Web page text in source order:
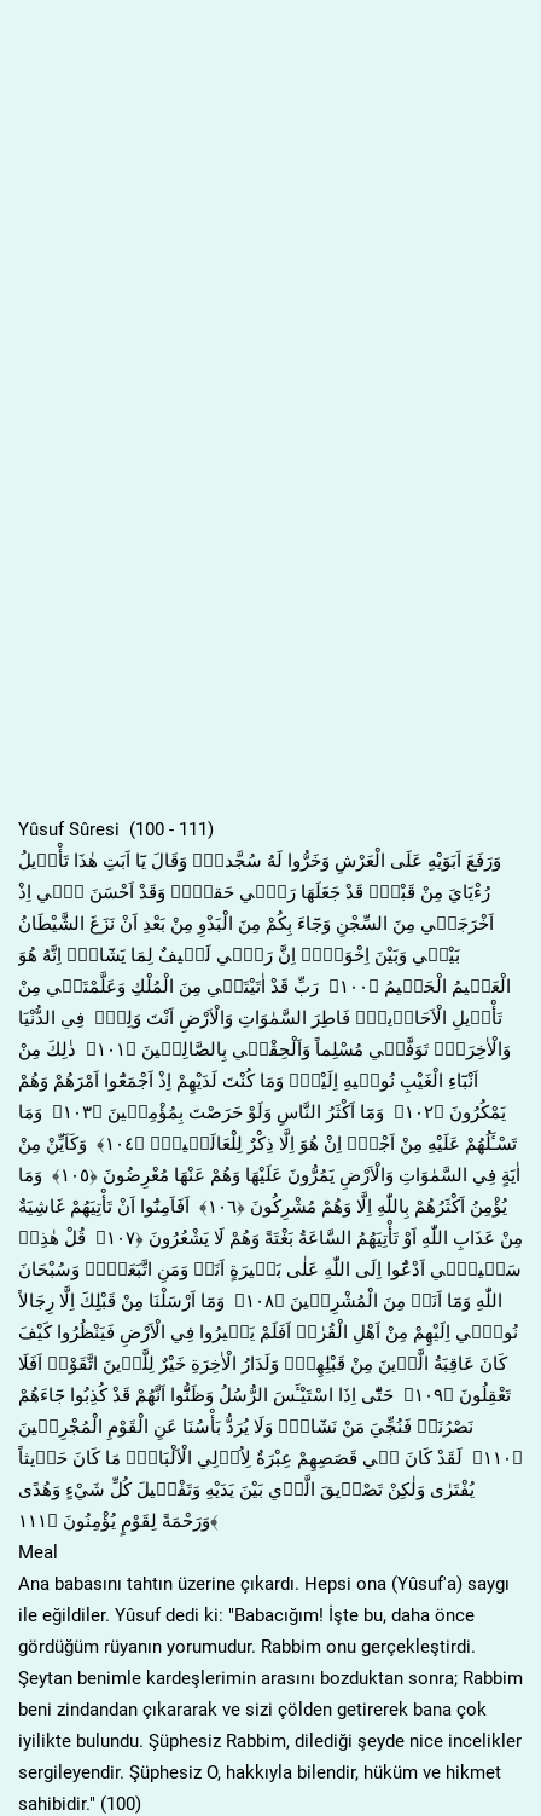
Yûsuf Sûresi (100 - 111)
وَرَفَعَ اَبَوَيْهِ عَلَى الْعَرْشِ وَخَرُّوا لَهُ سُجَّداًۚ وَقَالَ يَٓا اَبَتِ هٰذَا تَأْو۪يلُ
رُءْيَايَ مِنْ قَبْلُۘ قَدْ جَعَلَهَا رَبّ۪ي حَقاًّۜ وَقَدْ اَحْسَنَ ب۪ٓي اِذْ
اَخْرَجَن۪ي مِنَ السِّجْنِ وَجَٓاءَ بِكُمْ مِنَ الْبَدْوِ مِنْ بَعْدِ اَنْ نَزَغَ الشَّيْطَانُ
بَيْن۪ي وَبَيْنَ اِخْوَت۪يۜ اِنَّ رَبّ۪ي لَط۪يفٌ لِمَا يَشَٓاءُۜ اِنَّهُ هُوَ
الْعَل۪يمُ الْحَك۪يمُ ﴿١٠٠﴾ رَبِّ قَدْ اٰتَيْتَن۪ي مِنَ الْمُلْكِ وَعَلَّمْتَن۪ي مِنْ
تَأْو۪يلِ الْاَحَاد۪يثِۚ فَاطِرَ السَّمٰوَاتِ وَالْاَرْضِ اَنْتَ وَلِيّ۪ فِي الدُّنْيَا
وَالْاٰخِرَةِۚ تَوَفَّن۪ي مُسْلِماً وَاَلْحِقْن۪ي بِالصَّالِح۪ينَ ﴿١٠١﴾ ذٰلِكَ مِنْ
اَنْبَٓاءِ الْغَيْبِ نُوح۪يهِ اِلَيْكَۚ وَمَا كُنْتَ لَدَيْهِمْ اِذْ اَجْمَعُٓوا اَمْرَهُمْ وَهُمْ
يَمْكُرُونَ ﴿١٠٢﴾ وَمَٓا اَكْثَرُ النَّاسِ وَلَوْ حَرَصْتَ بِمُؤْمِن۪ينَ ﴿١٠٣﴾ وَمَا
تَسْـَٔلُهُمْ عَلَيْهِ مِنْ اَجْرٍۜ اِنْ هُوَ اِلَّا ذِكْرٌ لِلْعَالَم۪ينَ۟ ﴿١٠٤﴾ وَكَاَيِّنْ مِنْ
اٰيَةٍ فِي السَّمٰوَاتِ وَالْاَرْضِ يَمُرُّونَ عَلَيْهَا وَهُمْ عَنْهَا مُعْرِضُونَ ﴿١٠٥﴾ وَمَا
يُؤْمِنُ اَكْثَرُهُمْ بِاللّٰهِ اِلَّا وَهُمْ مُشْرِكُونَ ﴿١٠٦﴾ اَفَاَمِنُٓوا اَنْ تَأْتِيَهُمْ غَاشِيَةٌ
مِنْ عَذَابِ اللّٰهِ اَوْ تَأْتِيَهُمُ السَّاعَةُ بَغْتَةً وَهُمْ لَا يَشْعُرُونَ ﴿١٠٧﴾ قُلْ هٰذِه۪
سَب۪يل۪ٓي اَدْعُٓوا اِلَى اللّٰهِ عَلٰى بَص۪يرَةٍ اَنَا۬ وَمَنِ اتَّبَعَن۪يۜ وَسُبْحَانَ
اللّٰهِ وَمَٓا اَنَا۬ مِنَ الْمُشْرِك۪ينَ ﴿١٠٨﴾ وَمَٓا اَرْسَلْنَا مِنْ قَبْلِكَ اِلَّا رِجَالاً
نُوح۪ٓي اِلَيْهِمْ مِنْ اَهْلِ الْقُرٰىۜ اَفَلَمْ يَس۪يرُوا فِي الْاَرْضِ فَيَنْظُرُوا كَيْفَ
كَانَ عَاقِبَةُ الَّذ۪ينَ مِنْ قَبْلِهِمْۜ وَلَدَارُ الْاٰخِرَةِ خَيْرٌ لِلَّذ۪ينَ اتَّقَوْاۜ اَفَلَا
تَعْقِلُونَ ﴿١٠٩﴾ حَتّٰٓى اِذَا اسْتَيْـَٔسَ الرُّسُلُ وَظَنُّٓوا اَنَّهُمْ قَدْ كُذِبُوا جَٓاءَهُمْ
نَصْرُنَاۙ فَنُجِّيَ مَنْ نَشَٓاءُۜ وَلَا يُرَدُّ بَأْسُنَا عَنِ الْقَوْمِ الْمُجْرِم۪ينَ
﴿١١٠﴾ لَقَدْ كَانَ ف۪ي قَصَصِهِمْ عِبْرَةٌ لِاُو۬لِي الْاَلْبَابِۜ مَا كَانَ حَد۪يثاً
يُفْتَرٰى وَلٰكِنْ تَصْد۪يقَ الَّذ۪ي بَيْنَ يَدَيْهِ وَتَفْص۪يلَ كُلِّ شَيْءٍ وَهُدًى
وَرَحْمَةً لِقَوْمٍ يُؤْمِنُونَ ﴿١١١﴾
Meal
Ana babasını tahtın üzerine çıkardı. Hepsi ona (Yûsuf'a) saygı
ile eğildiler. Yûsuf dedi ki: "Babacığım! İşte bu, daha önce
gördüğüm rüyanın yorumudur. Rabbim onu gerçekleştirdi.
Şeytan benimle kardeşlerimin arasını bozduktan sonra; Rabbim
beni zindandan çıkararak ve sizi çölden getirerek bana çok
iyilikte bulundu. Şüphesiz Rabbim, dilediği şeyde nice incelikler
sergileyendir. Şüphesiz O, hakkıyla bilendir, hüküm ve hikmet
sahibidir." (100)